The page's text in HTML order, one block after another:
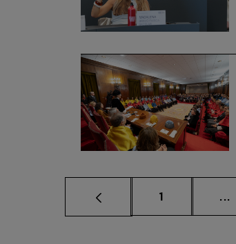
Página
1 ...